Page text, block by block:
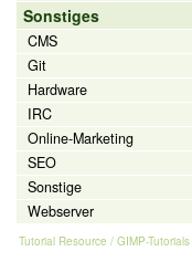
Sonstiges
CMS
Git
Hardware
IRC
Online-Marketing
SEO
Sonstige
Webserver
Tutorial Resource / GIMP-Tutorials